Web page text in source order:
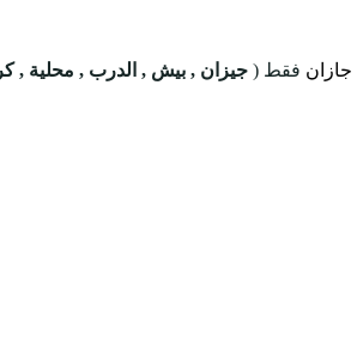
جازان فقط ( جيزان , بيش , الدرب , محلية ,